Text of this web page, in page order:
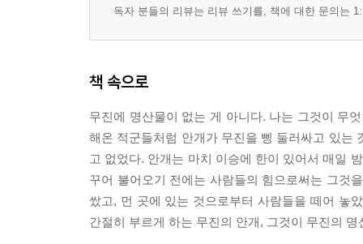
독자 분들의 리뷰는 리뷰 쓰기를, 책에 대한 문의는
책 속으로
무진에 명산물이 없는 게 아니다. 나는 그것이 무
해온 적군들처럼 안개가 무진을 삥 둘러싸고 있는
고 없었다. 안개는 마치 이승에 한이 있어서 매일
꾸어 불어오기 전에는 사람들의 힘으로써는 그것
쌌고, 먼 곳에 있는 것으로부터 사람들을 떼어 놓
간절히 부르게 하는 무진의 안개, 그것이 무진의